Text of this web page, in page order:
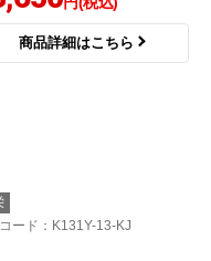
商品詳細はこちら
ード ：K131Y-13-KJ